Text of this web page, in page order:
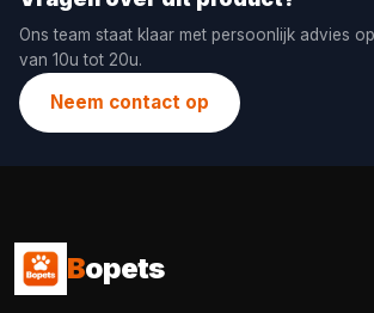
Ons team staat klaar met persoonlijk advies
van 10u tot 20u.
Neem contact op
Bopets